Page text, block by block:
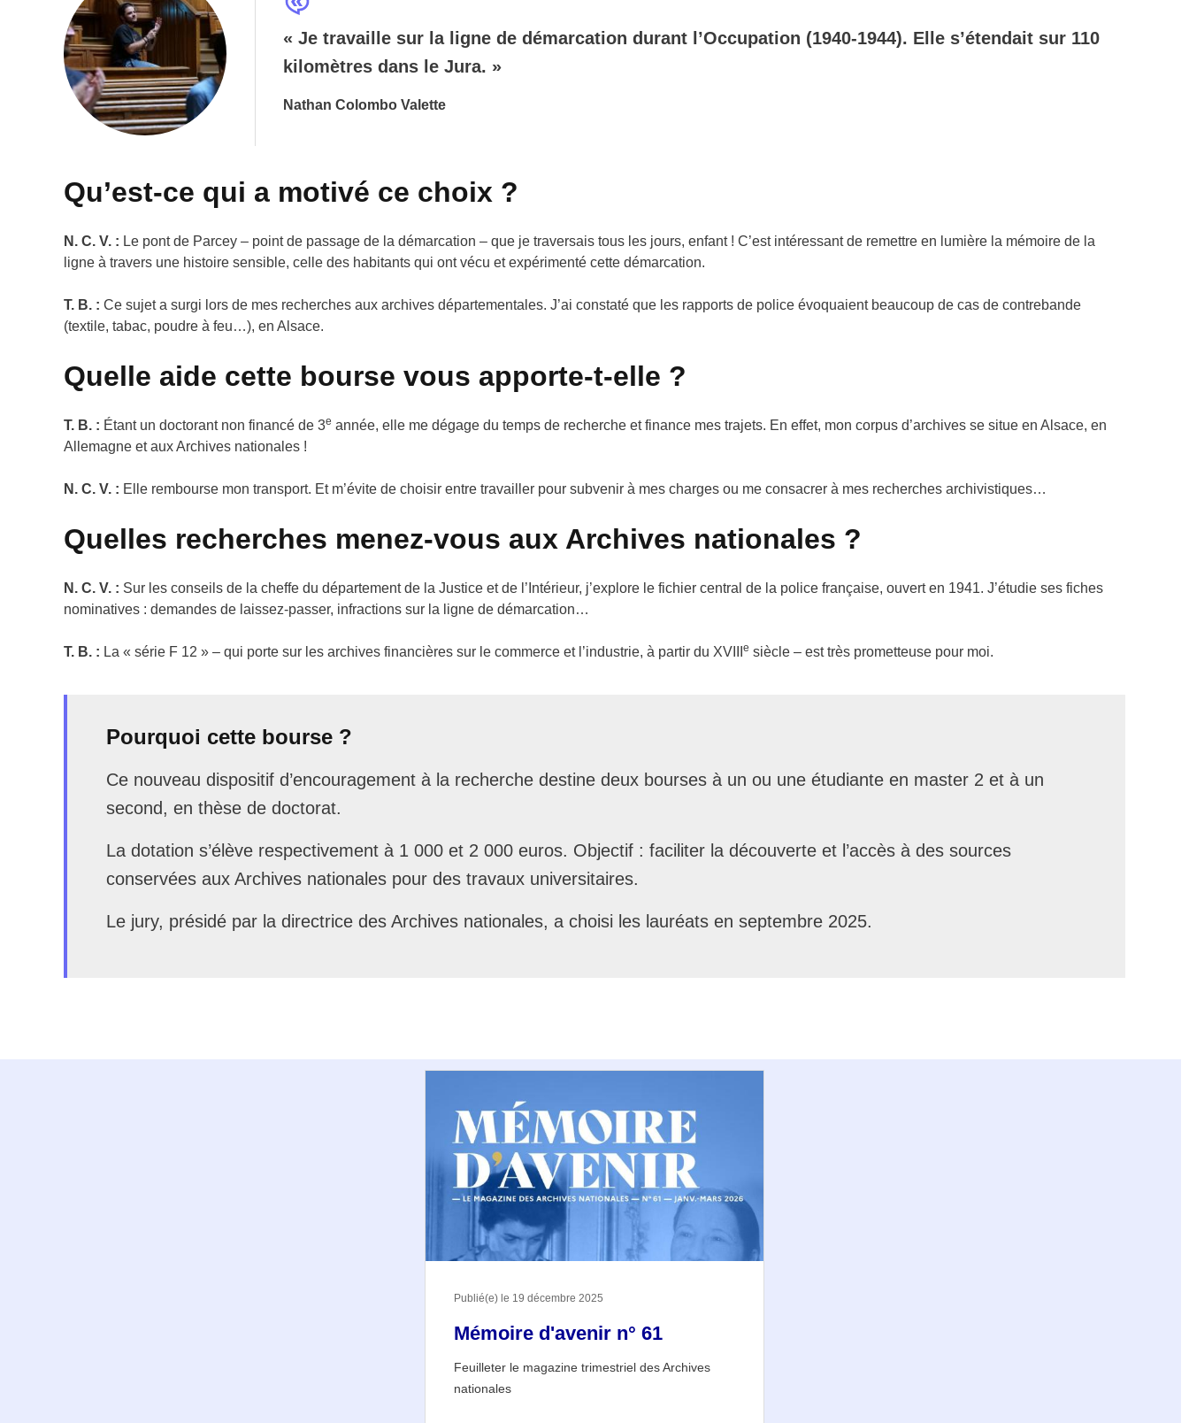
« Je travaille sur la ligne de démarcation durant l’Occupation (1940-1944). Elle s’étendait sur 110
kilomètres dans le Jura. »
Nathan Colombo Valette
Qu’est-ce qui a motivé ce choix ?
N. C. V. : Le pont de Parcey – point de passage de la démarcation – que je traversais tous les jours, enfant ! C’est intéressant de remettre en lumière la mémoire de la
ligne à travers une histoire sensible, celle des habitants qui ont vécu et expérimenté cette démarcation.
T. B. : Ce sujet a surgi lors de mes recherches aux archives départementales. J’ai constaté que les rapports de police évoquaient beaucoup de cas de contrebande
(textile, tabac, poudre à feu…), en Alsace.
Quelle aide cette bourse vous apporte-t-elle ?
T. B. : Étant un doctorant non financé de 3e année, elle me dégage du temps de recherche et finance mes trajets. En effet, mon corpus d’archives se situe en Alsace, en
Allemagne et aux Archives nationales !
N. C. V. : Elle rembourse mon transport. Et m’évite de choisir entre travailler pour subvenir à mes charges ou me consacrer à mes recherches archivistiques…
Quelles recherches menez-vous aux Archives nationales ?
N. C. V. : Sur les conseils de la cheffe du département de la Justice et de l’Intérieur, j’explore le fichier central de la police française, ouvert en 1941. J’étudie ses fiches
nominatives : demandes de laissez-passer, infractions sur la ligne de démarcation…
T. B. : La « série F 12 » – qui porte sur les archives financières sur le commerce et l’industrie, à partir du XVIII e siècle – est très prometteuse pour moi.
Pourquoi cette bourse ?
Ce nouveau dispositif d’encouragement à la recherche destine deux bourses à un ou une étudiante en master 2 et à un
second, en thèse de doctorat.
La dotation s’élève respectivement à 1 000 et 2 000 euros. Objectif : faciliter la découverte et l’accès à des sources
conservées aux Archives nationales pour des travaux universitaires.
Le jury, présidé par la directrice des Archives nationales, a choisi les lauréats en septembre 2025.
Mémoire d'avenir n° 61
Feuilleter le magazine trimestriel des Archives
nationales
Publié(e) le 19 décembre 2025